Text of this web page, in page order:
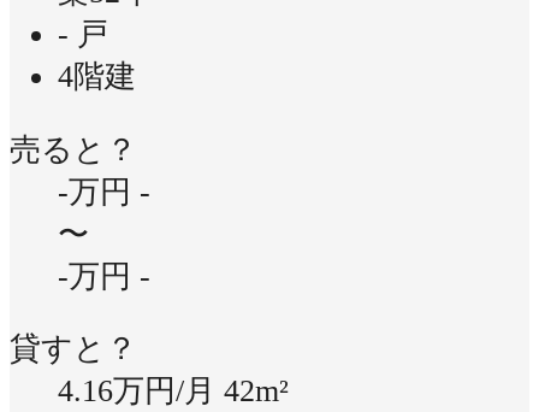
- 戸
4階建
売ると？
-万円 -
〜
-万円 -
貸すと？
4.16万円/月 42m²